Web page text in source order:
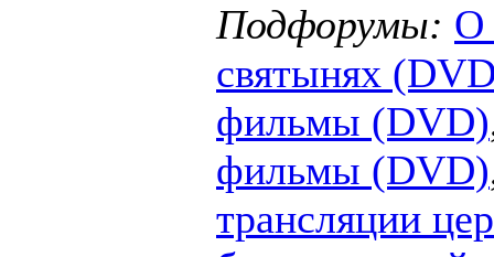
Подфорумы: О
святынях
фильмы (DVD)
фильмы (DVD)
трансляции